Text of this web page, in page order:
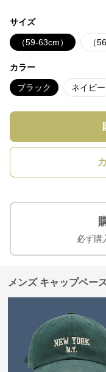
サイズ
（59-63cm） （
カラー
ブラック ネイビー
必ず購
メンズ キャップベー